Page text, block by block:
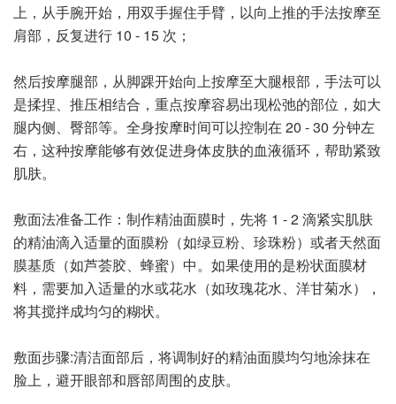
上，从手腕开始，用双手握住手臂，以向上推的手法按摩至
肩部，反复进行 10 - 15 次；
然后按摩腿部，从脚踝开始向上按摩至大腿根部，手法可以
是揉捏、推压相结合，重点按摩容易出现松弛的部位，如大
腿内侧、臀部等。全身按摩时间可以控制在 20 - 30 分钟左
右，这种按摩能够有效促进身体皮肤的血液循环，帮助紧致
肌肤。
敷面法准备工作：制作精油面膜时，先将 1 - 2 滴紧实肌肤
的精油滴入适量的面膜粉（如绿豆粉、珍珠粉）或者天然面
膜基质（如芦荟胶、蜂蜜）中。如果使用的是粉状面膜材
料，需要加入适量的水或花水（如玫瑰花水、洋甘菊水），
将其搅拌成均匀的糊状。
敷面步骤:清洁面部后，将调制好的精油面膜均匀地涂抹在
脸上，避开眼部和唇部周围的皮肤。